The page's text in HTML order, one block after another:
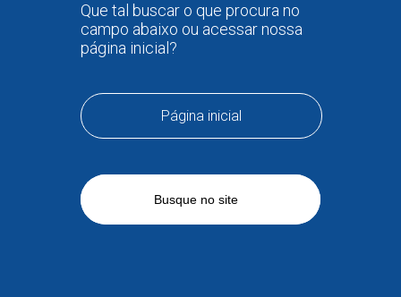
Que tal buscar o que procura no
campo abaixo ou acessar nossa
página inicial?
Página inicial